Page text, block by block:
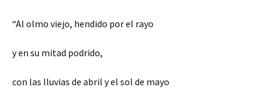
“Al olmo viejo, hendido por el rayo
y en su mitad podrido,
con las lluvias de abril y el sol de mayo